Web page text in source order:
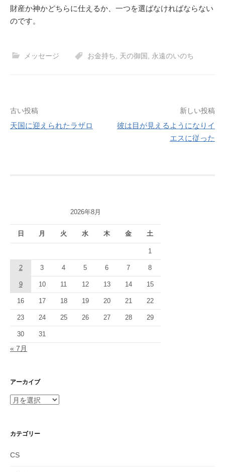
財産か神かどちらに仕えるか、一つを選ばなければならない
のです。
メッセージ お金持ち 天の御国 永遠のいのち
投
稿
シ
ョ
ン
古い投稿
天国に迎えられたラザロ
新しい投稿
彼は目が見えるようになりイ
エスに従った
2026年8月
日 月 火 水 木 金 土
1
2 3 4 5 6 7 8
9 10 11 12 13 14 15
16 17 18 19 20 21 22
23 24 25 26 27 28 29
30 31
« 7月
アーカイブ
ア
イ
カテゴリー
CS